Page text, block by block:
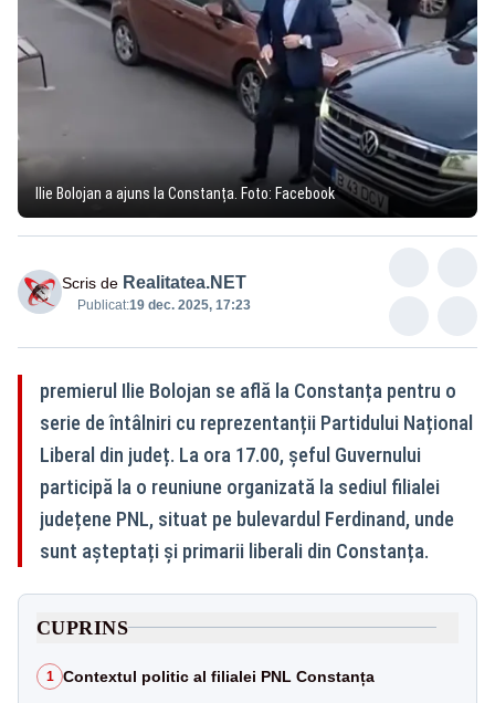
Ilie Bolojan a ajuns la Constanța. Foto: Facebook
Scris de Realitatea.NET
Publicat:19 dec. 2025, 17:23
premierul Ilie Bolojan se află la Constanța pentru o
serie de întâlniri cu reprezentanții Partidului Național
Liberal din județ. La ora 17.00, șeful Guvernului
participă la o reuniune organizată la sediul filialei
județene PNL, situat pe bulevardul Ferdinand, unde
sunt așteptați și primarii liberali din Constanța.
CUPRINS
1 Contextul politic al filialei PNL Constanța